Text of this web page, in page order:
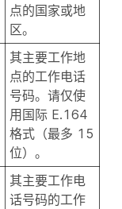
点的国家或地
区。
其主要工作地
点的工作电话
号码。请仅使
用国际 E.164
格式（最多 15
位）。
其主要工作电
话号码的工作